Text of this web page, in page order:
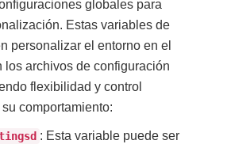
globales para
Estas variables de
personalizar el entorno en el
los archivos de configuración
flexibilidad y control
comportamiento:
: Esta variable puede ser